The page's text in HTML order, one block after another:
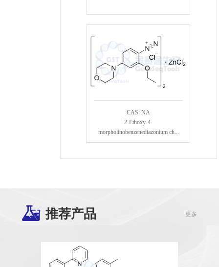
CAS: NA
2-Ethoxy-4-
morpholinobenzenediazonium ch...
推荐产品 更多